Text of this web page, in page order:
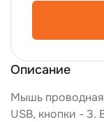
Описание
Мышь
USB, кнопки - 3.